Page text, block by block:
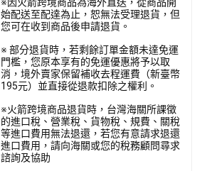
※因火箭跨境商品為海外直送，從商品開
始配送至配達為止，恕無法受理退貨，但
您可在收到商品後申請退貨。
※ 部分退貨時，若剩餘訂單金額未達免運
門檻，您原本享有的免運優惠將予以取
消，境外賣家保留補收去程運費（新臺幣
195元）並直接從退款扣除之權利。
※火箭跨境商品退貨時，台灣海關所課徵
的進口稅、營業稅、貨物稅、規費、關稅
等進口費用無法退還，若您有意請求退還
進口費用，請向海關或您的稅務顧問尋求
諮詢及協助